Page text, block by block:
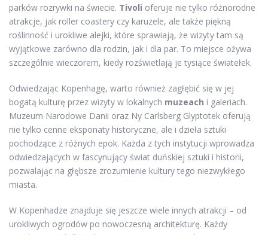
parków rozrywki na świecie. Tivoli oferuje nie tylko różnorodne
atrakcje, jak roller coastery czy karuzele, ale także piękną
roślinność i urokliwe alejki, które sprawiają, że wizyty tam są
wyjątkowe zarówno dla rodzin, jak i dla par. To miejsce ożywa
szczególnie wieczorem, kiedy rozświetlają je tysiące światełek.
Odwiedzając Kopenhagę, warto również zagłębić się w jej
bogatą kulturę przez wizyty w lokalnych muzeach i galeriach.
Muzeum Narodowe Danii oraz Ny Carlsberg Glyptotek oferują
nie tylko cenne eksponaty historyczne, ale i dzieła sztuki
pochodzące z różnych epok. Każda z tych instytucji wprowadza
odwiedzających w fascynujący świat duńskiej sztuki i historii,
pozwalając na głębsze zrozumienie kultury tego niezwykłego
miasta.
W Kopenhadze znajduje się jeszcze wiele innych atrakcji – od
urokliwych ogrodów po nowoczesną architekturę. Każdy